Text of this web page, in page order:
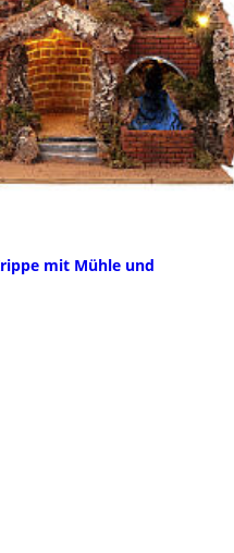
mit Mühle und